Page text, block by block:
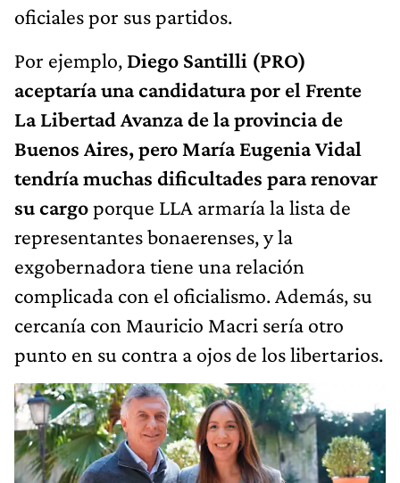
oficiales por sus partidos.
Por ejemplo, Diego Santilli (PRO)
aceptaría una candidatura por el Frente
La Libertad Avanza de la provincia de
Buenos Aires, pero María Eugenia Vidal
tendría muchas dificultades para renovar
su cargoporque LLA armaría la lista de
representantes bonaerenses, y la
exgobernadora tiene una relación
complicada con el oficialismo. Además, su
cercanía con Mauricio Macri sería otro
punto en su contra a ojos de los libertarios.